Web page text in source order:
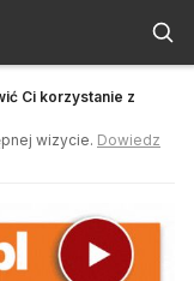
Ci korzystanie z
wizycie. Dowiedz